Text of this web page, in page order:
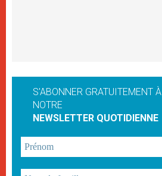
S'ABONNER GRATUITEMENT À
NOTRE
NEWSLETTER QUOTIDIENNE